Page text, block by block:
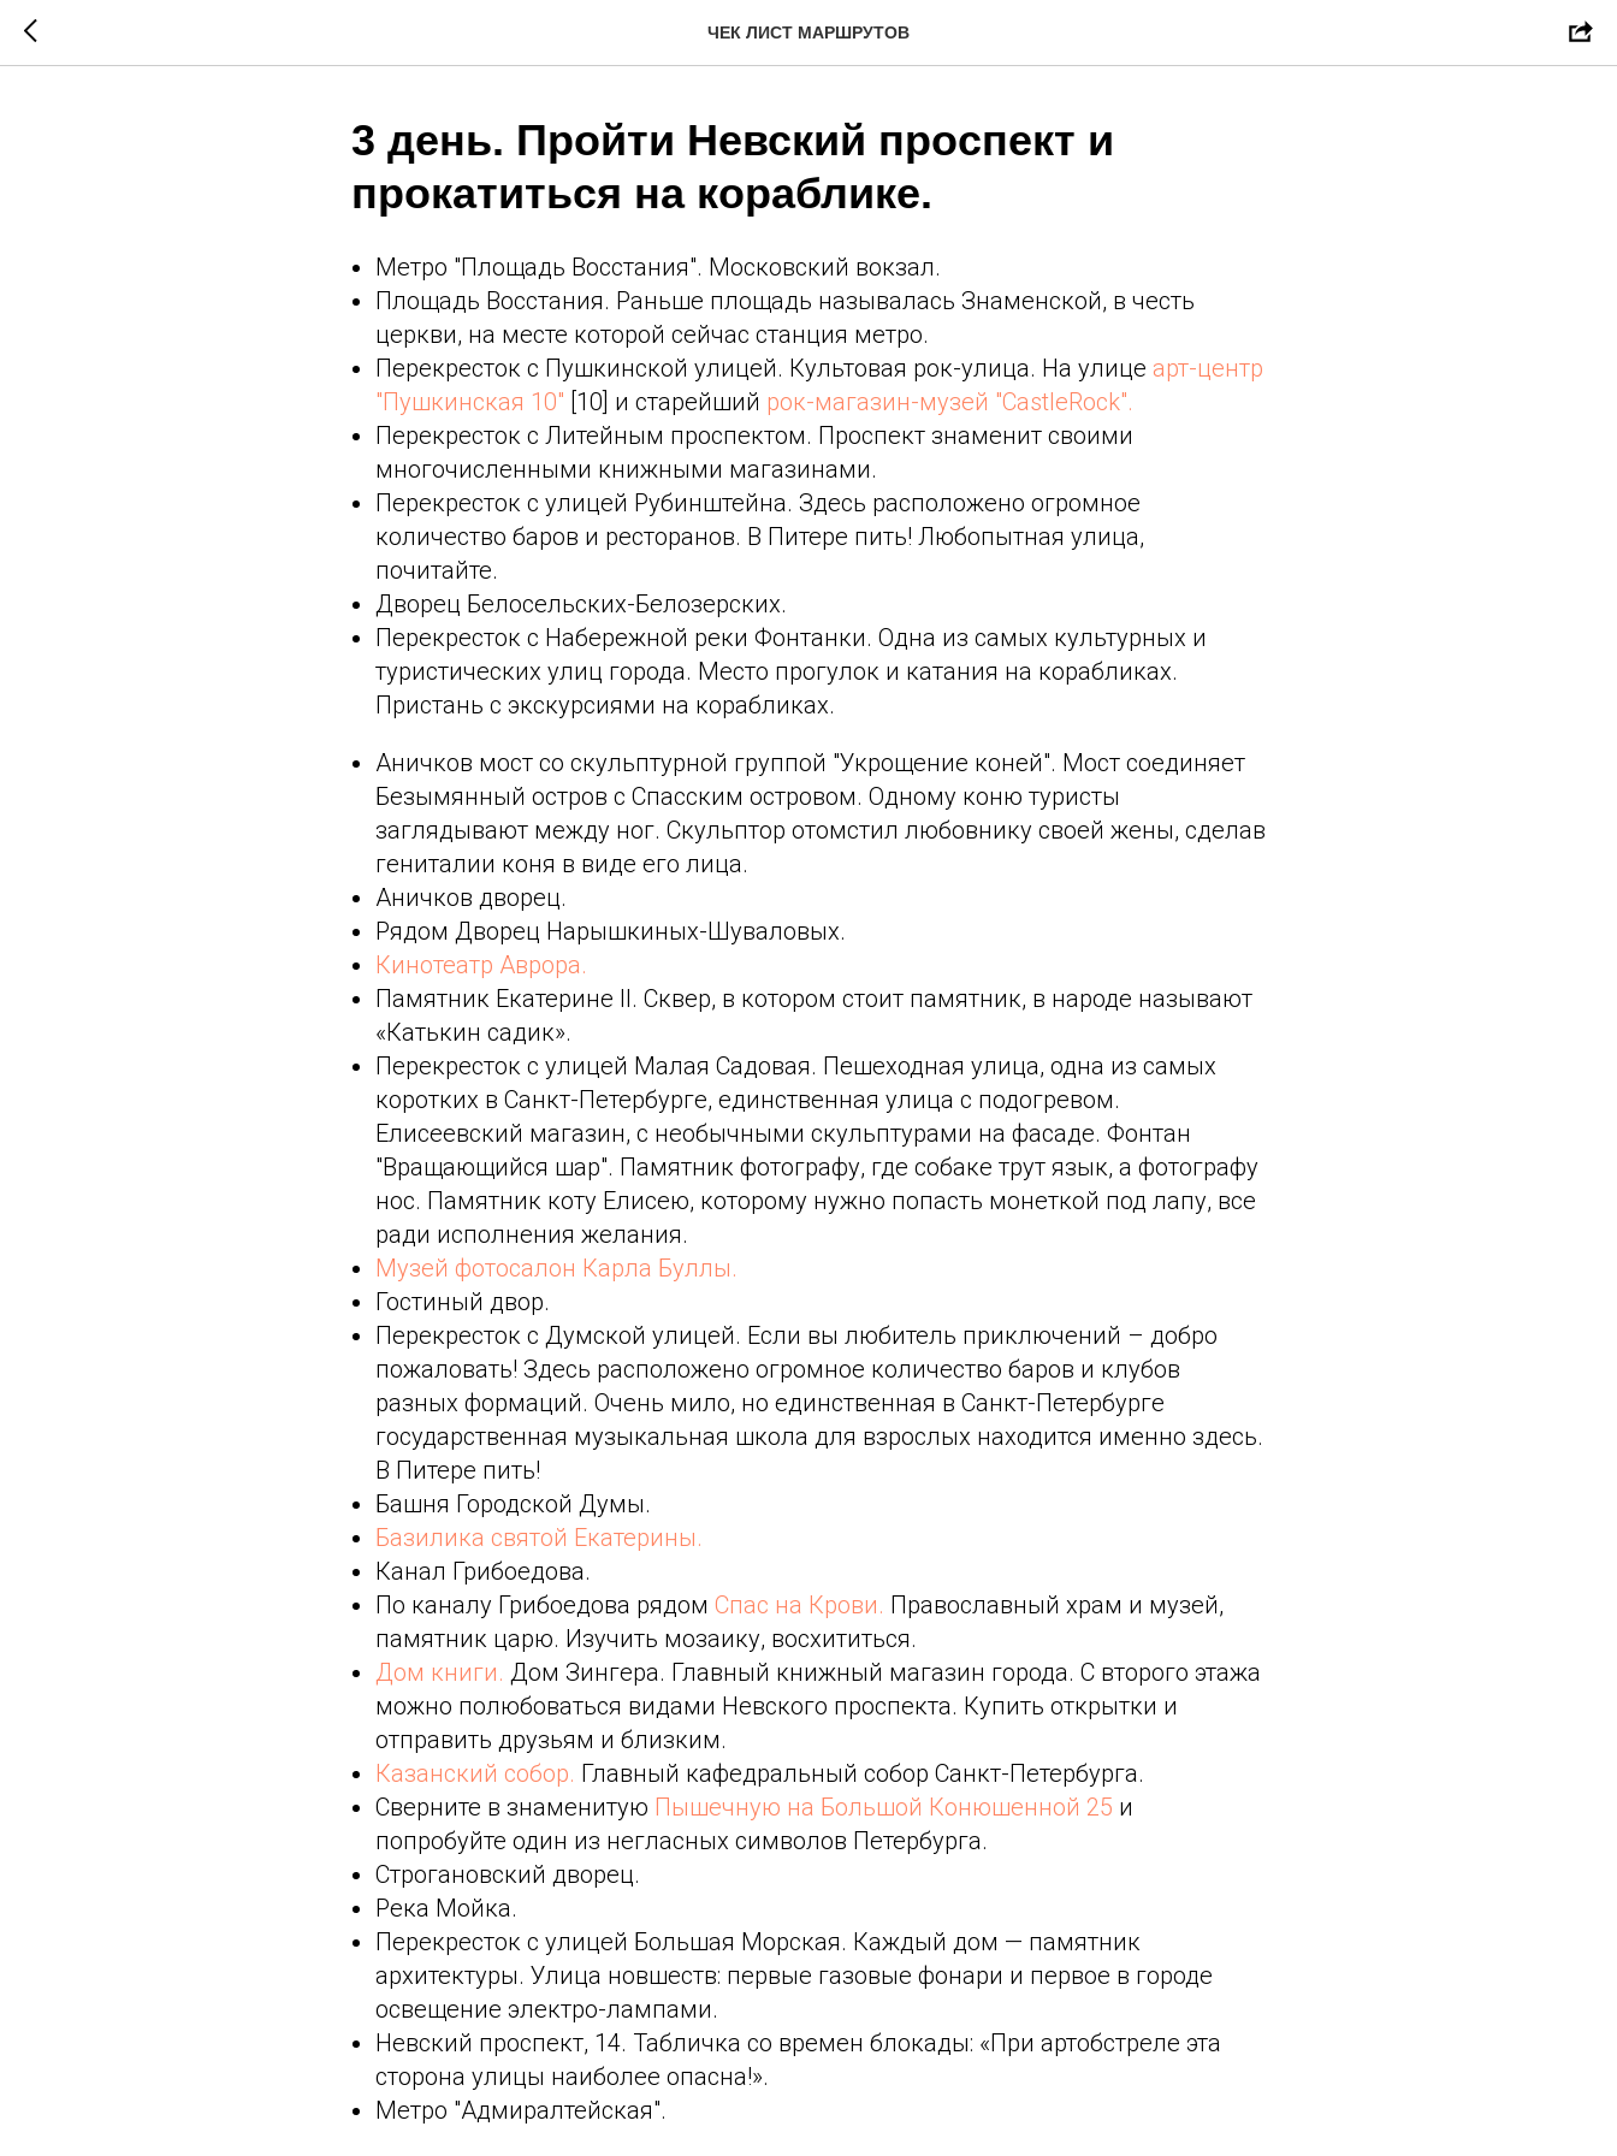
ЧЕК ЛИСТ МАРШРУТОВ
3 день. Пройти Невский проспект и
прокатиться на кораблике.
Метро "Площадь Восстания". Московский вокзал.
Площадь Восстания. Раньше площадь называлась Знаменской, в честь
церкви, на месте которой сейчас станция метро.
Перекресток с Пушкинской улицей. Культовая рок-улица. На улице арт-центр
"Пушкинская 10" [10] и старейший рок-магазин-музей "CastleRock".
Перекресток с Литейным проспектом. Проспект знаменит своими
многочисленными книжными магазинами.
Перекресток с улицей Рубинштейна. Здесь расположено огромное
количество баров и ресторанов. В Питере пить! Любопытная улица,
почитайте.
Дворец Белосельских-Белозерских.
Перекресток с Набережной реки Фонтанки. Одна из самых культурных и
туристических улиц города. Место прогулок и катания на корабликах.
Пристань с экскурсиями на корабликах.
Аничков мост со скульптурной группой "Укрощение коней". Мост соединяет
Безымянный остров с Спасским островом. Одному коню туристы
заглядывают между ног. Скульптор отомстил любовнику своей жены, сделав
гениталии коня в виде его лица.
Аничков дворец.
Рядом Дворец Нарышкиных-Шуваловых.
Кинотеатр Аврора.
Памятник Екатерине II. Сквер, в котором стоит памятник, в народе называют
«Катькин садик».
Перекресток с улицей Малая Садовая. Пешеходная улица, одна из самых
коротких в Санкт-Петербурге, единственная улица с подогревом.
Елисеевский магазин, с необычными скульптурами на фасаде. Фонтан
"Вращающийся шар". Памятник фотографу, где собаке трут язык, а фотографу
нос. Памятник коту Елисею, которому нужно попасть монеткой под лапу, все
ради исполнения желания.
Музей фотосалон Карла Буллы.
Гостиный двор.
Перекресток с Думской улицей. Если вы любитель приключений – добро
пожаловать! Здесь расположено огромное количество баров и клубов
разных формаций. Очень мило, но единственная в Санкт-Петербурге
государственная музыкальная школа для взрослых находится именно здесь.
В Питере пить!
Башня Городской Думы.
Базилика святой Екатерины.
Канал Грибоедова.
По каналу Грибоедова рядом Спас на Крови. Православный храм и музей,
памятник царю. Изучить мозаику, восхититься.
Дом книги. Дом Зингера. Главный книжный магазин города. С второго этажа
можно полюбоваться видами Невского проспекта. Купить открытки и
отправить друзьям и близким.
Казанский собор. Главный кафедральный собор Санкт-Петербурга.
Сверните в знаменитую Пышечную на Большой Конюшенной 25 и
попробуйте один из негласных символов Петербурга.
Строгановский дворец.
Река Мойка.
Перекресток с улицей Большая Морская. Каждый дом — памятник
архитектуры. Улица новшеств: первые газовые фонари и первое в городе
освещение электро-лампами.
Невский проспект, 14. Табличка со времен блокады: «При артобстреле эта
сторона улицы наиболее опасна!».
Метро "Адмиралтейская".